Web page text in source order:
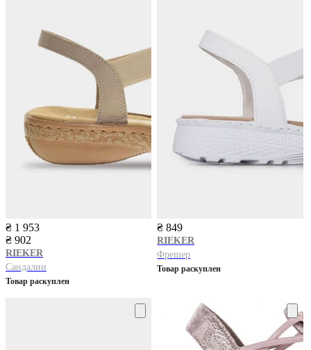
₴ 1 953
₴ 902
RIEKER
Сандалии
Товар раскуплен
₴ 849
RIEKER
Фрешер
Товар раскуплен